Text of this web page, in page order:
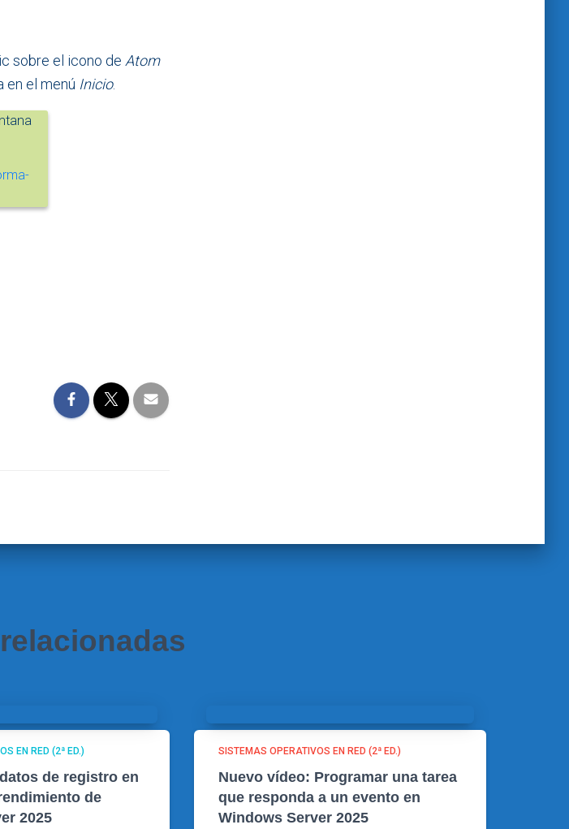
sobre el icono de Atom
en el menú Inicio.
EN RED (2ª ED.)
de registro en
de
2025
SISTEMAS OPERATIVOS EN RED (2ª ED.)
Nuevo vídeo: Programar una tarea
que responda a un evento en
Windows Server 2025